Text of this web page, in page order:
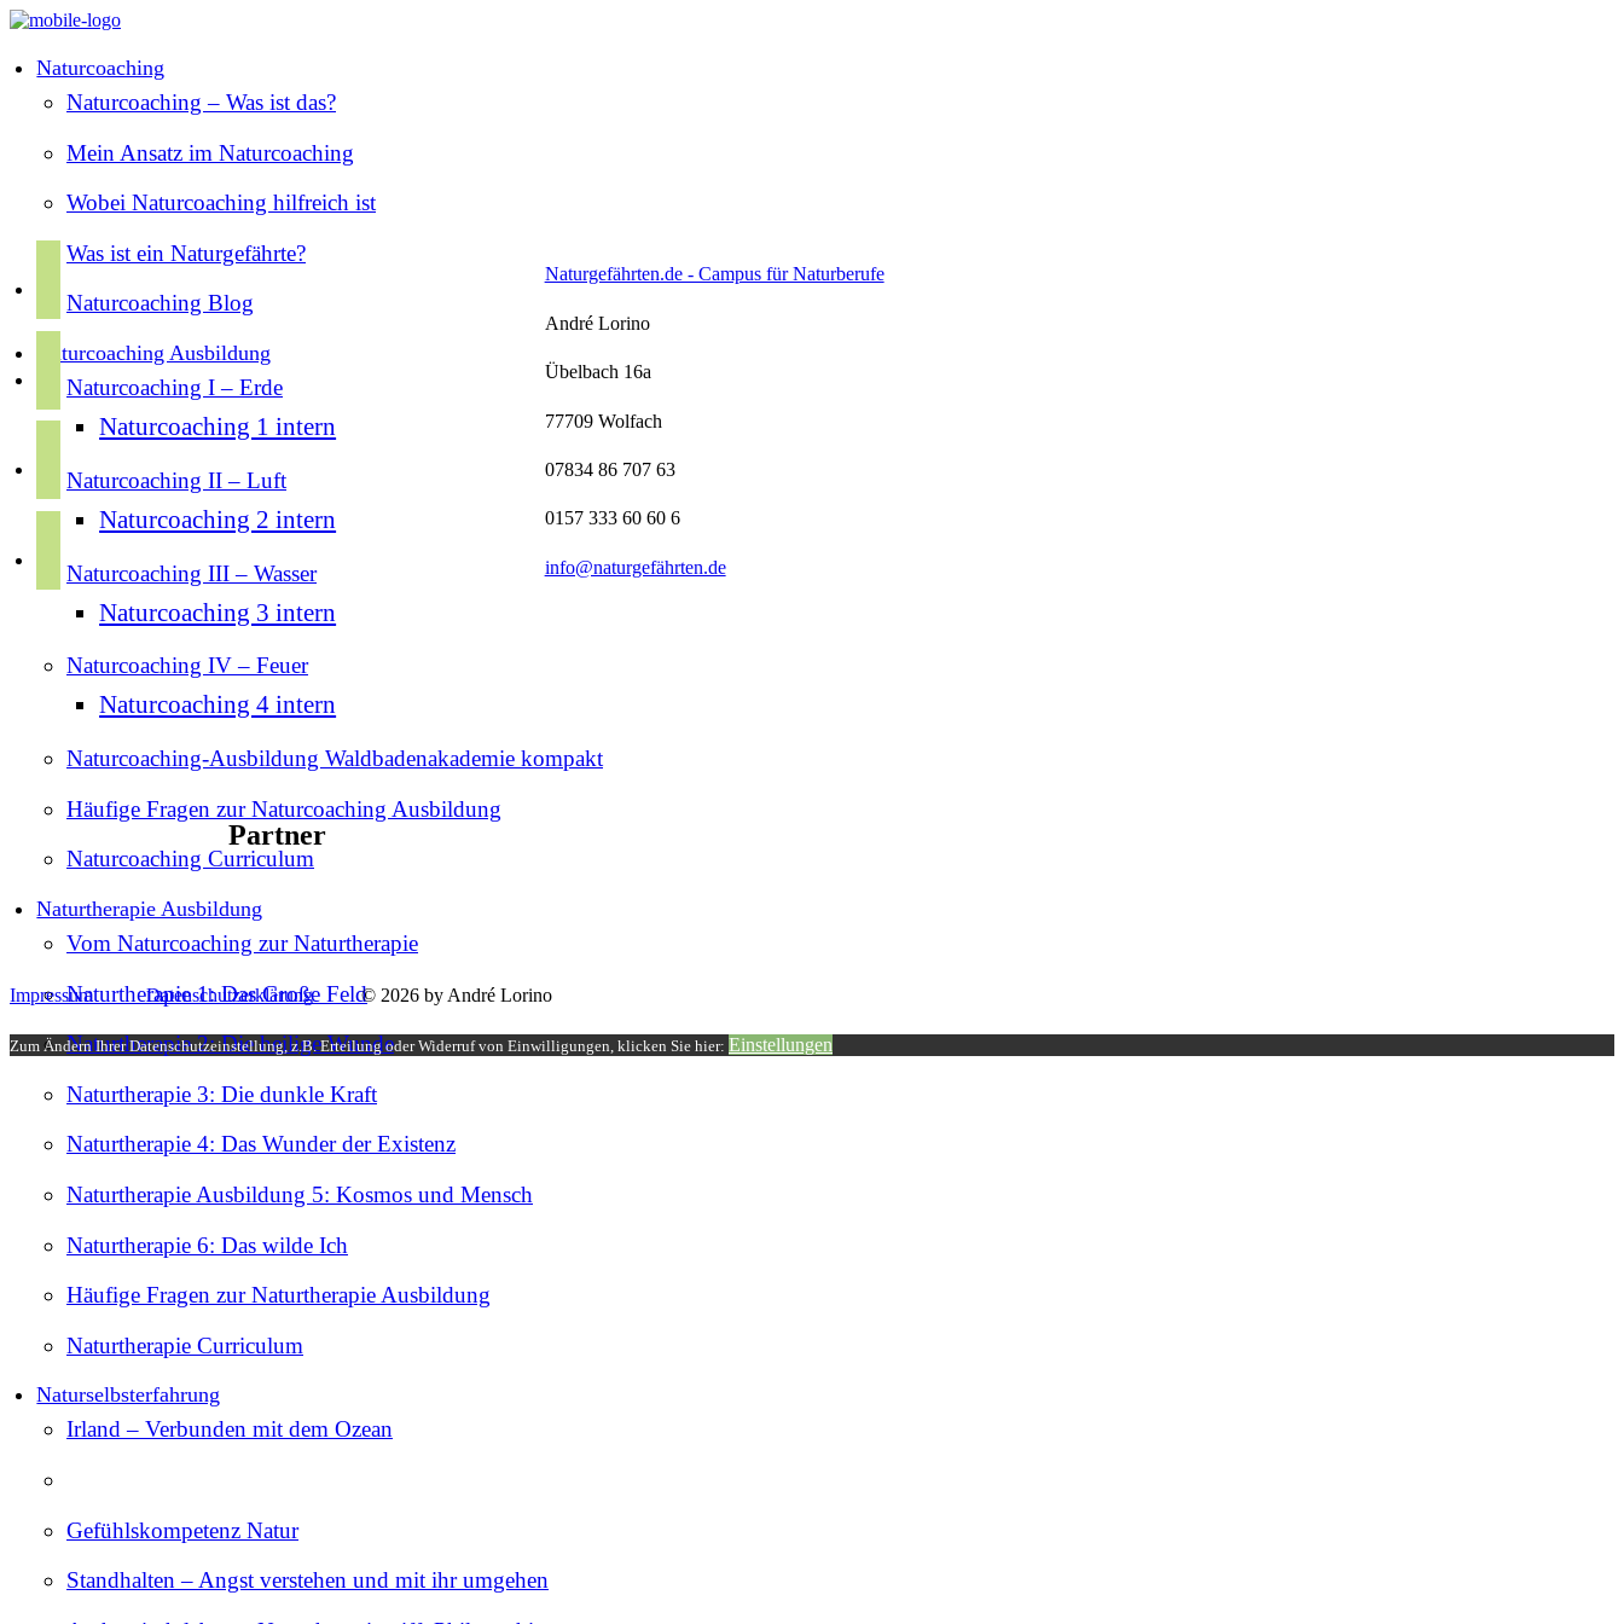
Naturcoaching
Naturcoaching – Was ist das?
Mein Ansatz im Naturcoaching
Wobei Naturcoaching hilfreich ist
Was ist ein Naturgefährte?
Naturcoaching Blog
Naturcoaching Ausbildung
Naturcoaching I – Erde
Naturcoaching 1 intern
Naturcoaching II – Luft
Naturcoaching 2 intern
Naturcoaching III – Wasser
Naturcoaching 3 intern
Naturcoaching IV – Feuer
Naturcoaching 4 intern
Naturcoaching-Ausbildung Waldbadenakademie kompakt
Häufige Fragen zur Naturcoaching Ausbildung
Naturcoaching Curriculum
Naturtherapie Ausbildung
Vom Naturcoaching zur Naturtherapie
Naturtherapie 1: Das Große Feld
Naturtherapie 2: Die heilige Wunde
Naturtherapie 3: Die dunkle Kraft
Naturtherapie 4: Das Wunder der Existenz
Naturtherapie Ausbildung 5: Kosmos und Mensch
Naturtherapie 6: Das wilde Ich
Häufige Fragen zur Naturtherapie Ausbildung
Naturtherapie Curriculum
Naturselbsterfahrung
Irland – Verbunden mit dem Ozean
Gefühlskompetenz Natur
Standhalten – Angst verstehen und mit ihr umgehen
c
o
k
s
g
a
u
o
Partner
Naturgefährten.de - Campus für Naturberufe
André Lorino
Übelbach 16a
77709 Wolfach
07834 86 707 63
0157 333 60 60 6
info@naturgefährten.de
Impressum Datenschutzerklärung© 2026 by André Lorino
Zum Ändern Ihrer Datenschutzeinstellung, z.B. Erteilung oder Widerruf von Einwilligungen, klicken Sie hier: Einstellungen